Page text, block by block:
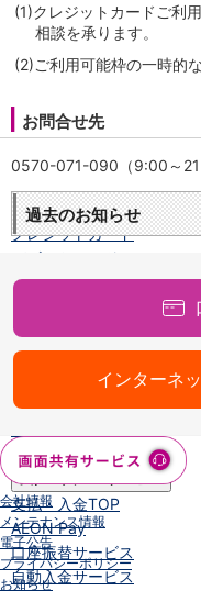
がん保険
就業不能保険
認知症保険
国内旅行傷害保険
スマホ保険
傷害保険
カード
クレジットカード
デビットカード
インターネットバンキング
イオン銀行アプリ
通帳アプリ
イオン銀行PayB
イオングループアプリ
AEON Pay
支払・入金・サービス
支払・入金TOP
AEON Pay
口座振替サービス
自動入金サービス
(1)クレジットカードご利
相談を承ります。
(2)ご利用可能枠の一時的
お問合せ先
0570-071-090（9:00～
過去のお知らせ
インターネ
会社情報
メンテナンス情報
電子公告
プライバシーポリシー
お知らせ